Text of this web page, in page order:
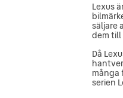
Lexus
säljare
dem
Då
många
serien